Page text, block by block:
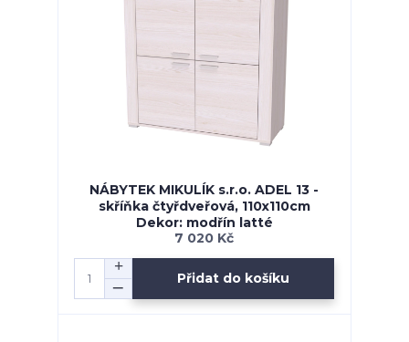
NÁBYTEK MIKULÍK s.r.o. ADEL 13 -
skříňka čtyřdveřová, 110x110cm
Dekor: modřín latté
7 020 Kč
Přidat do košíku